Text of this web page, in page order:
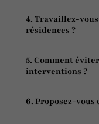
4. Travaillez-
résidences ?
5. Comment
interventions ?
6. Proposez-vous